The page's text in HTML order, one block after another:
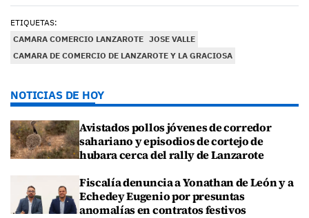
ETIQUETAS:
CAMARA COMERCIO LANZAROTE JOSE VALLE
CAMARA DE COMERCIO DE LANZAROTE Y LA GRACIOSA
NOTICIAS DE HOY
Avistados pollos jóvenes de corredor
sahariano y episodios de cortejo de
hubara cerca del rally de Lanzarote
Fiscalía denuncia a Yonathan de León y a
Echedey Eugenio por presuntas
anomalías en contratos festivos